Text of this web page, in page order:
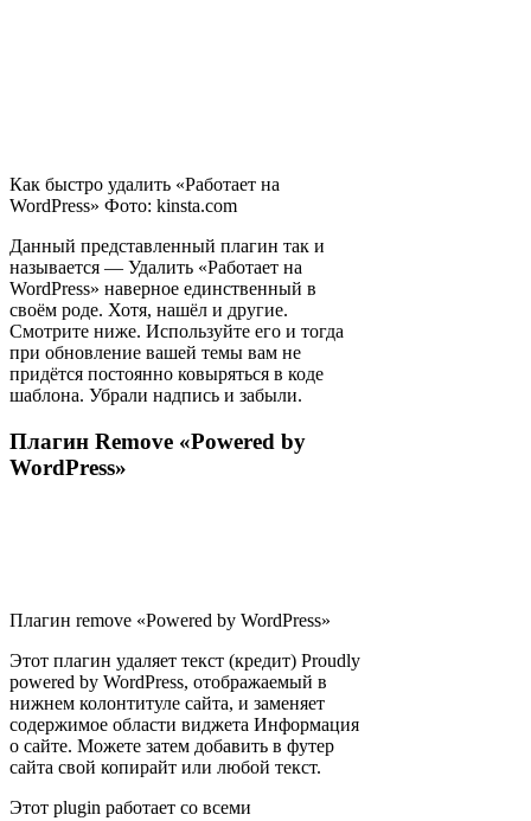
Как быстро удалить «Работает на
WordPress» Фото: kinsta.com
Данный представленный плагин так и
называется — Удалить «Работает на
WordPress» наверное единственный в
своём роде. Хотя, нашёл и другие.
Смотрите ниже. Используйте его и тогда
при обновление вашей темы вам не
придётся постоянно ковыряться в коде
шаблона. Убрали надпись и забыли.
Плагин Remove «Powered by
WordPress»
Плагин remove «Powered by WordPress»
Этот плагин удаляет текст (кредит) Proudly
powered by WordPress, отображаемый в
нижнем колонтитуле сайта, и заменяет
содержимое области виджета Информация
о сайте. Можете затем добавить в футер
сайта свой копирайт или любой текст.
Этот plugin работает со всеми